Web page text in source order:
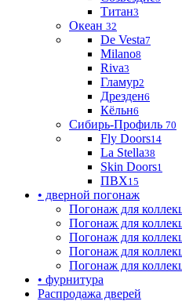
Титан3
Океан 32
De Vesta7
Milano8
Riva3
Гламур2
Дрезден6
Кёльн6
Сибирь-Профиль 70
Fly Doors14
La Stella38
Skin Doors1
ПВХ15
• дверной погонаж
Погонаж для
Погонаж для
Погонаж для
Погонаж для
Погонаж для
• фурнитура
Распродажа дверей